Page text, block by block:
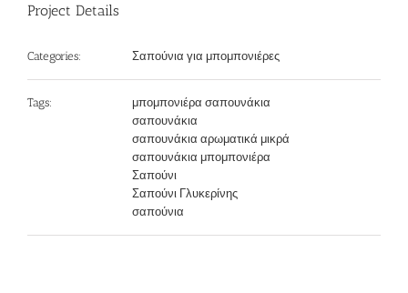
Project Details
Categories: Σαπούνια για μπομπονιέρες
Tags:
μπομπονιέρα σαπουνάκια
σαπουνάκια
σαπουνάκια αρωματικά μικρά
σαπουνάκια μπομπονιέρα
Σαπούνι
Σαπούνι Γλυκερίνης
σαπούνια